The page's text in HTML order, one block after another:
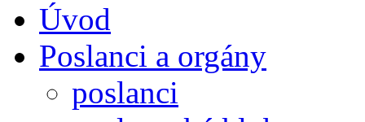
Úvod
Poslanci a orgány
poslanci